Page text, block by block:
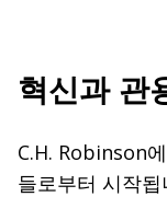
혁신과 관
C.H. Robinson
들로부터 시작